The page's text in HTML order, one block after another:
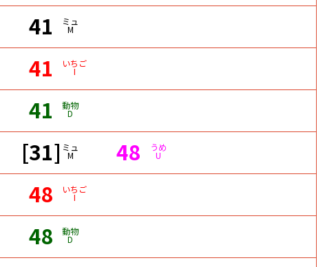
41 ミュ
M
41 いちご
I
41 動物
D
[31] ミュ
M 48 うめ
U
48 いちご
I
48 動物
D